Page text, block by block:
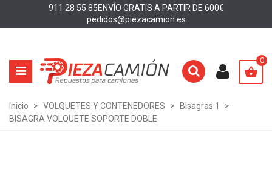
911 28 55 85ENVÍO GRATIS A PARTIR DE 600€
pedidos@piezacamion.es
0
Inicio > VOLQUETES Y CONTENEDORES > Bisagras 1
>
BISAGRA VOLQUETE SOPORTE DOBLE